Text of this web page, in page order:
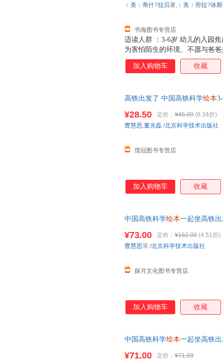
适读人群 ：3-6岁 幼儿的入园
为害怕陌生的环境、不愿与爸
园个月，幼儿园门口充斥着孩
甚至能看到一些妈妈们红着眼
儿园里的生活秩序讲给孩子听
精彩的次一一呈现，告诉孩子
这本书，孩子的焦虑会变为向
书海图书专营店
﹝美﹞蒂什?拉贝著, ﹝美﹞劳拉?休斯
加入购物车 收藏
高铁出发了 中国高铁科学绘本
藏商品 优先发货 部分书籍卖价
¥28.50 定价： ¥45.00 (6.34折)
儒冠图书专营店
曹慧思,董光磊 /北京科学技术出版社
加入购物车 收藏
中国高铁科学绘本一起坐高铁
¥73.00 定价： ¥162.00 (4.51折)
探月文化图书专营店
曹慧思等 /北京科学技术出版社
加入购物车 收藏
中国高铁科学绘本一起坐高铁
¥71.00 定价： ¥71.00